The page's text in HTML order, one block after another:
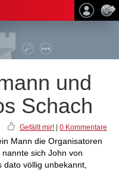
und
Schach
Gefällt mir! 0 Kommentare
Mann die Organisatoren
sich John von
völlig unbekannt,